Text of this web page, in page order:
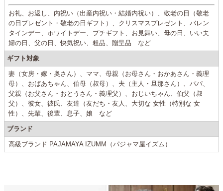
お礼、お返し、内祝い（出産内祝い・結婚内祝い）、敬老の日（敬老
の日プレゼント・敬老の日ギフト）、クリスマスプレゼント、バレン
タインデー、ホワイトデー、プチギフト、お見舞い、母の日、いい夫
婦の日、父の日、快気祝い、粗品、贈呈品 など
ギフト対象
妻（女房・嫁・奥さん）、ママ、母親（お母さん・おかあさん・義理
母）、おばあちゃん、伯母（叔母）、夫（主人・旦那さん）、パパ、
父親（お父さん・おとうさん・義理父）、おじいちゃん、伯父（叔
父）、彼女、彼氏、友達（友だち・友人、大切な 女性（特別な 女
性）、先輩、後輩、息子、娘 など
ブランド
高級ブランド PAJAMAYA IZUMM（パジャマ屋イズム）